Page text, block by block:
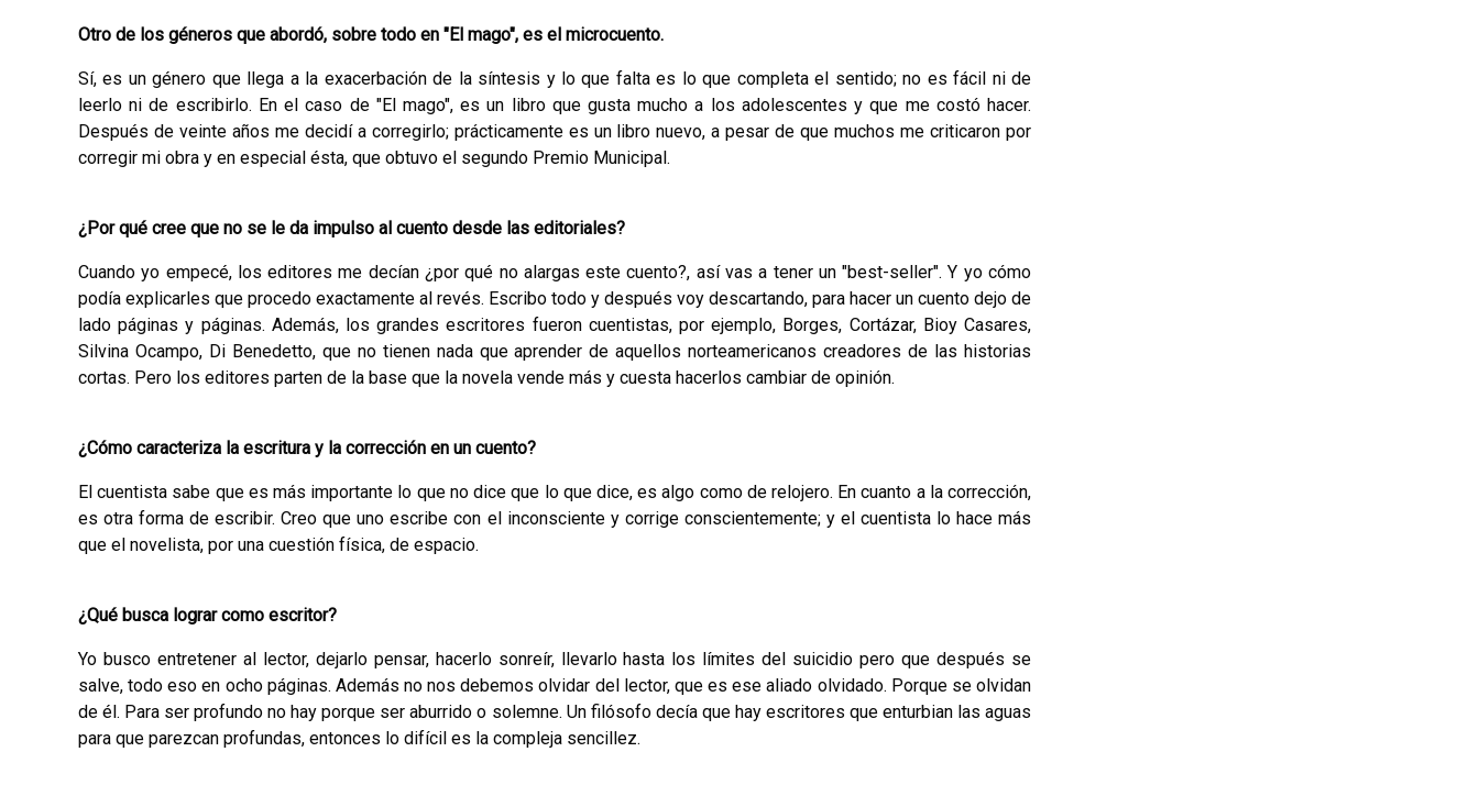
Otro de los géneros que abordó, sobre todo en "El mago", es el microcuento.
Sí, es un género que llega a la exacerbación de la síntesis y lo que falta es lo que completa el sentido; no es fácil ni de
leerlo ni de escribirlo. En el caso de "El mago", es un li­bro que gusta mucho a los adolescentes y que me costó hacer.
Después de veinte años me decidí a corregirlo; prácticamente es un libro nuevo, a pesar de que muchos me criticaron por
corregir mi obra y en especial ésta, que obtuvo el segundo Premio Municipal.
¿Por qué cree que no se le da impulso al cuento desde las editoriales?
Cuando yo empecé, los editores me decían ¿por qué no alargas este cuento?, así vas a tener un "best-seller". Y yo có­mo
podía explicarles que procedo exactamente al revés. Escribo todo y después voy descartando, para hacer un cuento dejo de
lado páginas y páginas. Además, los gran­des escritores fueron cuentistas, por ejemplo, Borges, Cor­tázar, Bioy Casares,
Silvina Ocampo, Di Benedetto, que no tienen nada que aprender de aquellos norteamericanos creadores de las historias
cortas. Pero los editores parten de la base que la novela vende más y cuesta hacerlos cambiar de opinión.
¿Cómo caracteriza la escritura y la corrección en un cuento?
El cuentista sabe que es más importante lo que no di­ce que lo que dice, es algo como de relojero. En cuanto a la corrección,
es otra forma de escribir. Creo que uno es­cribe con el inconsciente y corrige conscientemente; y el cuentista lo hace más
que el novelista, por una cuestión física, de espacio.
¿Qué busca lograr como escritor?
Yo busco entretener al lector, dejarlo pensar, hacerlo sonreír, llevarlo hasta los límites del suicidio pero que des­pués se
salve, todo eso en ocho pági­nas. Además no nos debemos olvidar del lector, que es ese aliado olvidado. Porque se olvidan
de él. Para ser pro­fundo no hay porque ser aburrido o solemne. Un filósofo decía que hay escritores que enturbian las aguas
para que parezcan profundas, entonces lo difícil es la compleja sencillez.